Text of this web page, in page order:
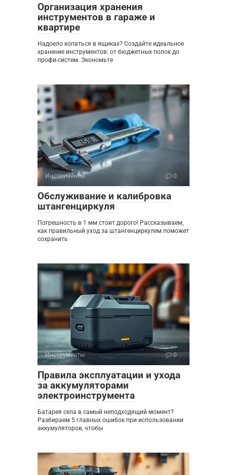
Организация хранения
инструментов в гараже и
квартире
Надоело копаться в ящиках? Создайте идеальное
хранение инструментов: от бюджетных полок до
профи-систем. Экономьте
Инструменты 0
Обслуживание и калибровка
штангенциркуля
Погрешность в 1 мм стоит дорого! Рассказываем,
как правильный уход за штангенциркулем поможет
сохранить
Инструменты 0
Правила эксплуатации и ухода
за аккумуляторами
электроинструмента
Батарея села в самый неподходящий момент?
Разбираем 5 главных ошибок при использовании
аккумуляторов, чтобы